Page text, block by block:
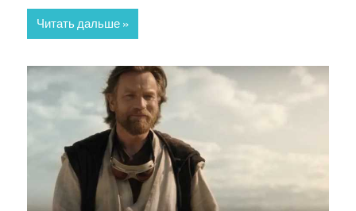
Читать дальше